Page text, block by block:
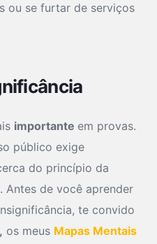
ou se furtar de serviços
importante em provas.
público exige
do princípio da
Antes de você aprender
te convido
, os meus Mapas Mentais